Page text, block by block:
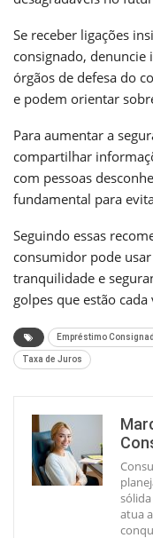
Se receber ligações
consignado, denuncie
órgãos de defesa do
e podem orientar
Para aumentar a
compartilhar
com pessoas
fundamental para
Seguindo essas
consumidor pode
tranquilidade e
golpes que estão
Empréstimo
Taxa de Juros
atua